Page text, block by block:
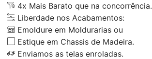
4x Mais Barato que na concorrência.
Liberdade nos Acabamentos:
Emoldure em Moldurarias ou
Estique em Chassis de Madeira.
Enviamos as telas enroladas.